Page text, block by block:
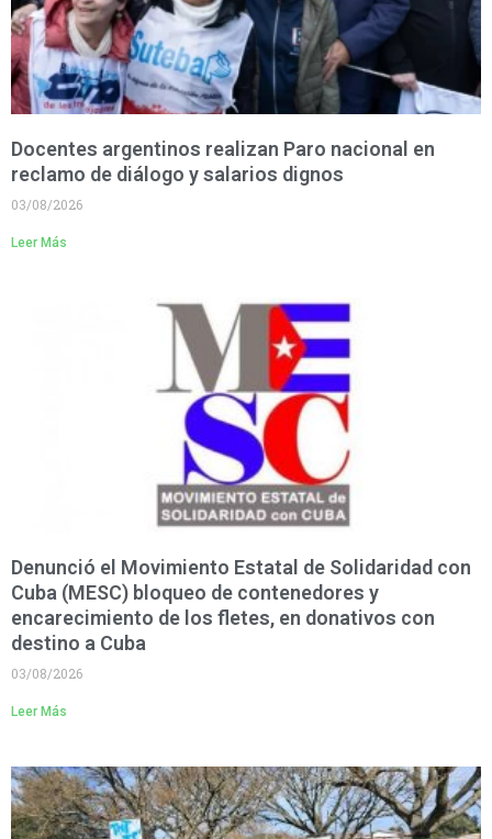
Docentes argentinos realizan Paro nacional en
reclamo de diálogo y salarios dignos
03/08/2026
Leer Más
Denunció el Movimiento Estatal de Solidaridad con
Cuba (MESC) bloqueo de contenedores y
encarecimiento de los fletes, en donativos con
destino a Cuba
03/08/2026
Leer Más